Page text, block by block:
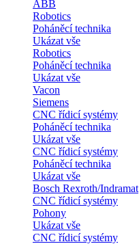
ABB
Robotics
Poháněcí technika
Ukázat vše
Robotics
Poháněcí technika
Ukázat vše
Vacon
Siemens
CNC řídicí systémy
Poháněcí technika
Ukázat vše
CNC řídicí systémy
Poháněcí technika
Ukázat vše
Bosch Rexroth/Indramat
CNC řídicí systémy
Pohony
Ukázat vše
CNC řídicí systémy